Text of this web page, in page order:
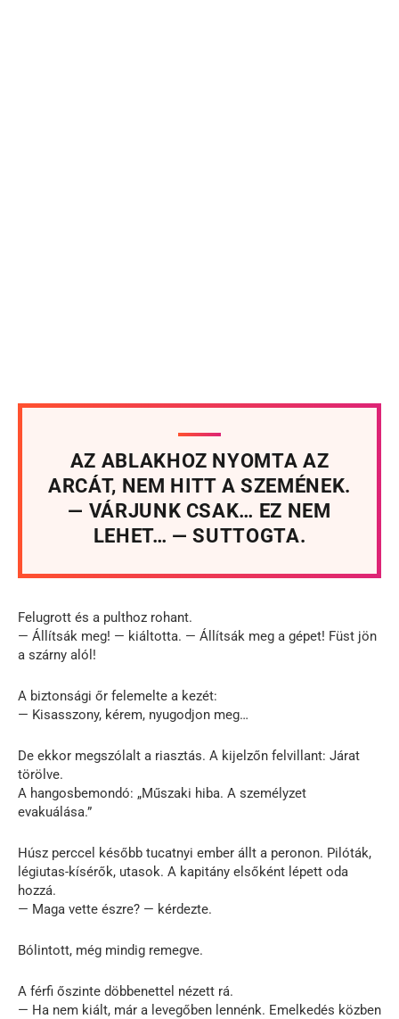
AZ ABLAKHOZ NYOMTA AZ
ARCÁT, NEM HITT A SZEMÉNEK.
— VÁRJUNK CSAK… EZ NEM
LEHET… — SUTTOGTA.
Felugrott és a pulthoz rohant.
— Állítsák meg! — kiáltotta. — Állítsák meg a gépet! Füst jön
a szárny alól!
A biztonsági őr felemelte a kezét:
— Kisasszony, kérem, nyugodjon meg…
De ekkor megszólalt a riasztás. A kijelzőn felvillant: Járat
törölve.
A hangosbemondó: „Műszaki hiba. A személyzet
evakuálása.”
Húsz perccel később tucatnyi ember állt a peronon. Pilóták,
légiutas-kísérők, utasok. A kapitány elsőként lépett oda
hozzá.
— Maga vette észre? — kérdezte.
Bólintott, még mindig remegve.
A férfi őszinte döbbenettel nézett rá.
— Ha nem kiált, már a levegőben lennénk. Emelkedés közben